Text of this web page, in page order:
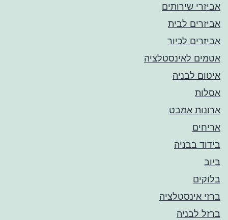
אביזרי שירותים
אביזרים לבית
אביזרים לכיור
אטמים לאינסטלציה
איטום לבניה
אסלות
ארונות אמבט
אריחים
בידוד בבניה
ביוב
בלוקים
ברזי אינסטלציה
ברזל לבניה